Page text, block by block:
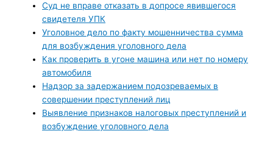
Суд не вправе отказать в допросе явившегося
свидетеля УПК
Уголовное дело по факту мошенничества сумма
для возбуждения уголовного дела
Как проверить в угоне машина или нет по номеру
автомобиля
Надзор за задержанием подозреваемых в
совершении преступлений лиц
Выявление признаков налоговых преступлений и
возбуждение уголовного дела